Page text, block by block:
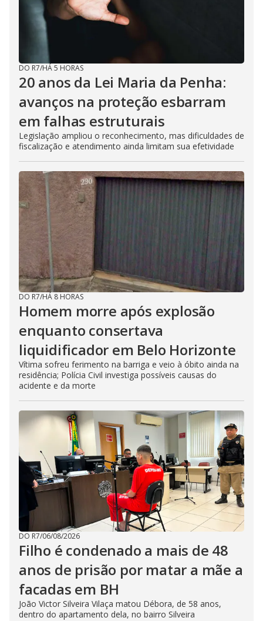
DO R7/HÁ 5 HORAS
20 anos da Lei Maria da Penha:
avanços na proteção esbarram
em falhas estruturais
Legislação ampliou o reconhecimento, mas dificuldades de
fiscalização e atendimento ainda limitam sua efetividade
DO R7/HÁ 8 HORAS
Homem morre após explosão
enquanto consertava
liquidificador em Belo Horizonte
Vítima sofreu ferimento na barriga e veio à óbito ainda na
residência; Polícia Civil investiga possíveis causas do
acidente e da morte
DO R7/06/08/2026
Filho é condenado a mais de 48
anos de prisão por matar a mãe a
facadas em BH
João Victor Silveira Vilaça matou Débora, de 58 anos,
dentro do apartamento dela, no bairro Silveira